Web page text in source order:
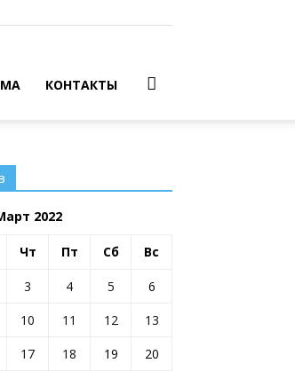
КОНТАКТЫ
2022
Чт Пт Сб Вс
3 4 5
6
10 11 12
13
17 18 19
20